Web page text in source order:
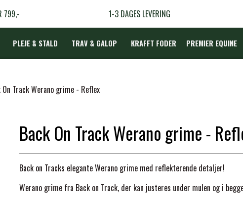
799,- 1-3 DAGES LEVERING
PLEJE & STALD TRAV & GALOP KRAFFT FODER PREMIER EQUINE
On Track Werano grime - Reflex
Back On Track Werano grime -
Back on Tracks elegante Werano grime med reflekterende detaljer!
Werano grime fra Back on Track, der kan justeres under mulen og i